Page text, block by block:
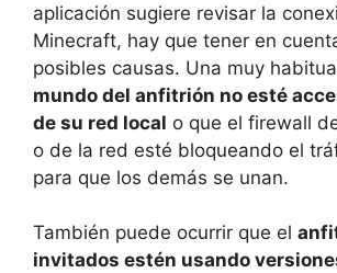
aplicación sugiere revisar la
Minecraft, hay que tener en
posibles causas. Una muy
mundo del anfitrión no esté
de su red local o que el firewall
o de la red esté bloqueando el
para que los demás se unan.
También puede ocurrir que el
invitados estén usando